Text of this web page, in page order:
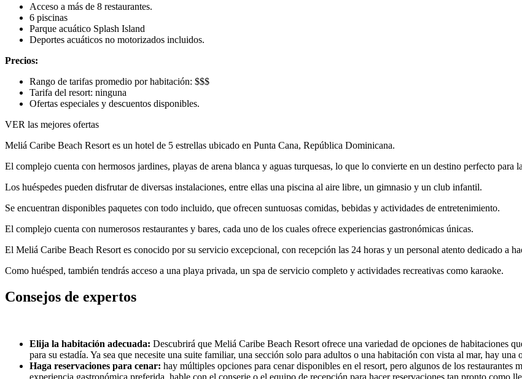
Acceso a más de 8 restaurantes.
6 piscinas
Parque acuático Splash Island
Deportes acuáticos no motorizados incluidos.
Precios:
Rango de tarifas promedio por habitación: $$$
Tarifa del resort: ninguna
Ofertas especiales y descuentos disponibles.
VER las mejores ofertas
Meliá Caribe Beach Resort es un hotel de 5 estrellas ubicado en Punta Cana, República Dominicana.
El complejo cuenta con hermosos jardines, playas de arena blanca y aguas turquesas, lo que lo convierte en un destino perfecto para
Los huéspedes pueden disfrutar de diversas instalaciones, entre ellas una piscina al aire libre, un gimnasio y un club infantil.
Se encuentran disponibles paquetes con todo incluido, que ofrecen suntuosas comidas, bebidas y actividades de entretenimiento.
El complejo cuenta con numerosos restaurantes y bares, cada uno de los cuales ofrece experiencias gastronómicas únicas.
El Meliá Caribe Beach Resort es conocido por su servicio excepcional, con recepción las 24 horas y un personal atento dedicado a
Como huésped, también tendrás acceso a una playa privada, un spa de servicio completo y actividades recreativas como karaoke.
Consejos de expertos
Elija la habitación adecuada: Descubrirá que Meliá Caribe Beach Resort ofrece una variedad de opciones de habitaciones
para su estadía. Ya sea que necesite una suite familiar, una sección solo para adultos o una habitación con vista al mar, hay una
Haga reservaciones para cenar: hay múltiples opciones para cenar disponibles en el resort, pero algunos de los restaurantes
experiencia gastronómica preferida, hable con el conserje o el equipo de recepción para hacer reservaciones tan pronto como